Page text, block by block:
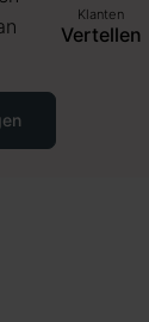
Klanten
Vertellen